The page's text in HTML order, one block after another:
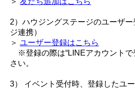
2）ハウジングステージのユーザ
ジ連携）
＞ ユーザー登録はこちら
※登録の際は“LINEアカウントで
さい。
3） イベント受付時、登録したユ